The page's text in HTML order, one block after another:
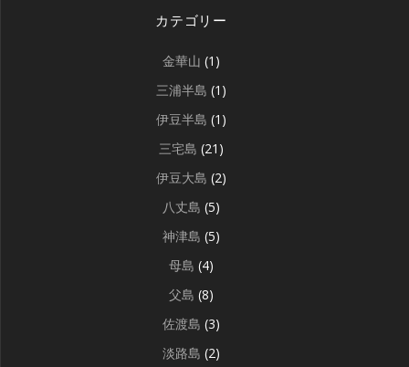
カテゴリー
金華山 (1)
三浦半島 (1)
伊豆半島 (1)
三宅島 (21)
伊豆大島 (2)
八丈島 (5)
神津島 (5)
母島 (4)
父島 (8)
佐渡島 (3)
淡路島 (2)